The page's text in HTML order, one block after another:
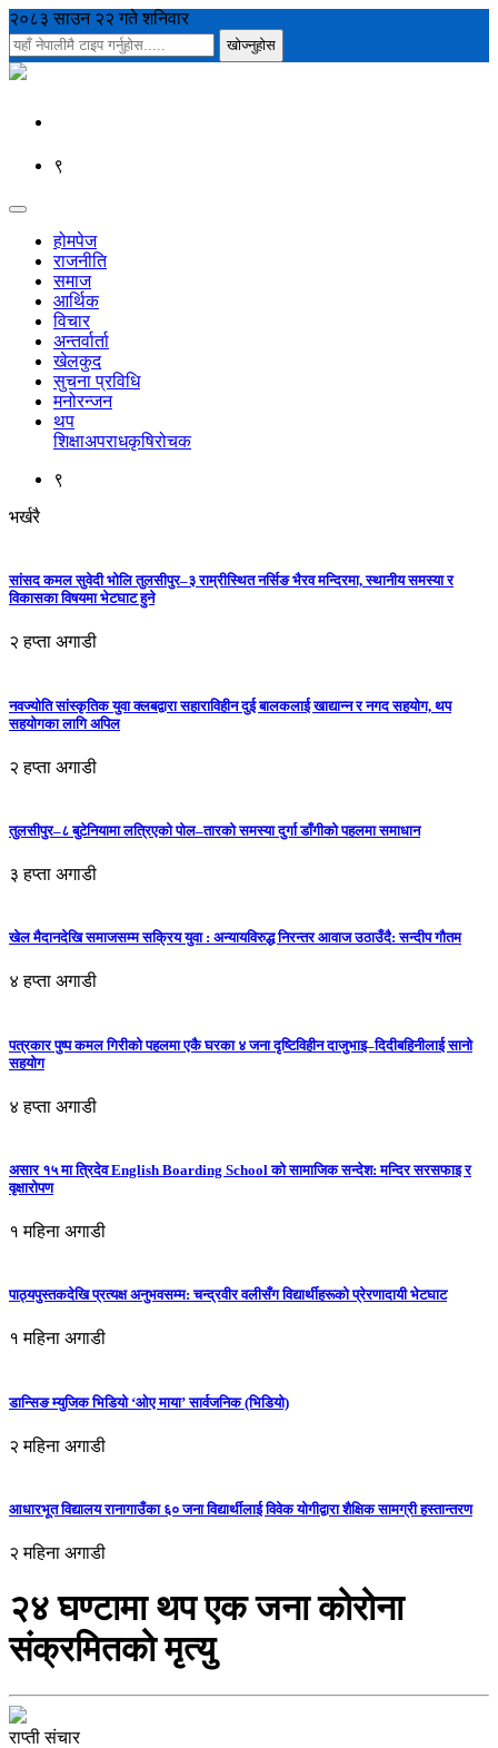
२०८३ साउन २२ गते शनिवार
९
होमपेज
राजनीति
समाज
आर्थिक
विचार
अन्तर्वार्ता
खेलकुद
सुचना प्रविधि
मनोरन्जन
थप
शिक्षाअपराधकृषिरोचक
९
भर्खरै
सांसद कमल सुवेदी भोलि तुलसीपुर–३ राम्रीस्थित नर्सिङ भैरव मन्दिरमा, स्थानीय समस्या र
विकासका विषयमा भेटघाट हुने
२ हप्ता अगाडी
नवज्योति सांस्कृतिक युवा क्लबद्वारा सहाराविहीन दुई बालकलाई खाद्यान्न र नगद सहयोग, थप
सहयोगका लागि अपिल
२ हप्ता अगाडी
तुलसीपुर–८ बुटेनियामा लत्रिएको पोल–तारको समस्या दुर्गा डाँगीको पहलमा समाधान
३ हप्ता अगाडी
खेल मैदानदेखि समाजसम्म सक्रिय युवा : अन्यायविरुद्ध निरन्तर आवाज उठाउँदै: सन्दीप गौतम
४ हप्ता अगाडी
पत्रकार पुष्प कमल गिरीको पहलमा एकै घरका ४ जना दृष्टिविहीन दाजुभाइ–दिदीबहिनीलाई सानो
सहयोग
४ हप्ता अगाडी
असार १५ मा त्रिदेव English Boarding School को सामाजिक सन्देश: मन्दिर सरसफाइ र
वृक्षारोपण
१ महिना अगाडी
पाठ्यपुस्तकदेखि प्रत्यक्ष अनुभवसम्म: चन्द्रवीर वलीसँग विद्यार्थीहरूको प्रेरणादायी भेटघाट
१ महिना अगाडी
डान्सिङ म्युजिक भिडियो ‘ओए माया’ सार्वजनिक (भिडियो)
२ महिना अगाडी
आधारभूत विद्यालय रानागाउँका ६० जना विद्यार्थीलाई विवेक योगीद्वारा शैक्षिक सामग्री हस्तान्तरण
२ महिना अगाडी
२४ घण्टामा थप एक जना कोरोना
संक्रमितको मृत्यु
राप्ती संचार